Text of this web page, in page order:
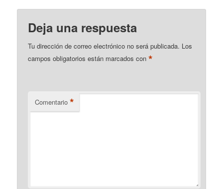
Deja una respuesta
Tu dirección de correo electrónico no será publicada. Los
campos obligatorios están marcados con*
Comentario *